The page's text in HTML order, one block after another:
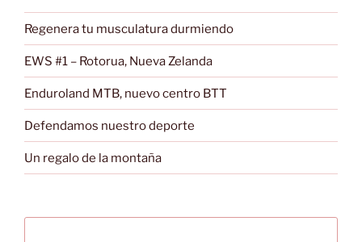
Regenera tu musculatura durmiendo
EWS #1 – Rotorua, Nueva Zelanda
Enduroland MTB, nuevo centro BTT
Defendamos nuestro deporte
Un regalo de la montaña